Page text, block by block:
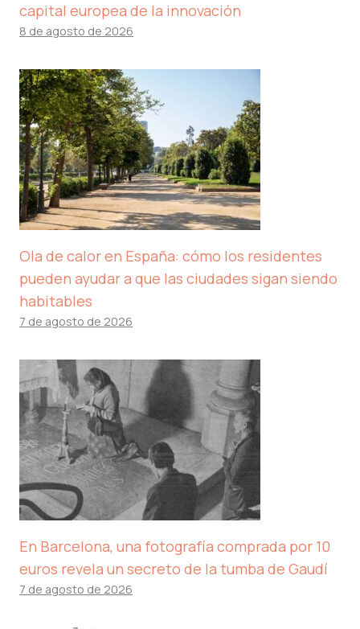
capital europea de la innovación
8 de agosto de 2026
Ola de calor en España: cómo los residentes
pueden ayudar a que las ciudades sigan siendo
habitables
7 de agosto de 2026
En Barcelona, ​​una fotografía comprada por 10
euros revela un secreto de la tumba de Gaudí
7 de agosto de 2026